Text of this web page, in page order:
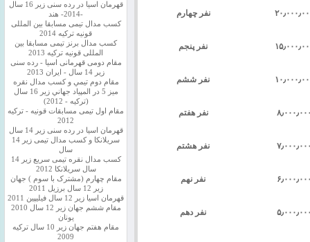
نفر چهارم
نفر پنجم
نفر ششم
نفر هفتم
نفر هشتم
نفر نهم
نفر دهم
قهرمان اسیا در رده سنی زیر 16 سال
-2014- هند
کسب مدال تیمی مسابقا بین المللی
قونیه ترکیه 2014
کسب مدال برنز تیمی مسابقا بین
المللی قونیه ترکیه 2013
مقام دومی قهرمانی اسیا - رده سنی
زیر 14 سال - ایران 2013
مقام دوم تيمي و كسب مدال نقره
ميز 5 در المپياد جهاني زير 16 سال
(تركيه - 2012)
مقام اول تیمی مسابقات قونیه - ترکیه
2012
قهرمان اسیا در رده سنی زیر 14 سال
سريلانكا و کسب مدال تیمی زیر 14
سال
کسب مدال نقره تیمی سریع زیر 14
سال سریلانکا 2012
مقام چهارم (مشترک با سوم ) جهان
زیر 12 سال برزیل 2011
قهرمان اسيا زير 12 سال فیلیپین 2011
مقام ششم جهان زیر 12 سال 2010
یونان
مقام هفتم جهان زیر 10 سال ترکیه
2009